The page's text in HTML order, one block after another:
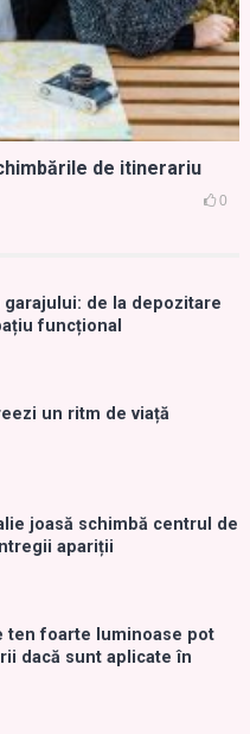
de itinerariu
0
garajului: de la depozitare
funcțional
un ritm de viață
joasă schimbă centrul de
apariții
ten foarte luminoase pot
dacă sunt aplicate în